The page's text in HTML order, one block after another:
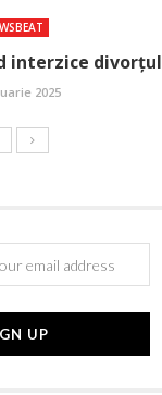
interzice divorțul
2025